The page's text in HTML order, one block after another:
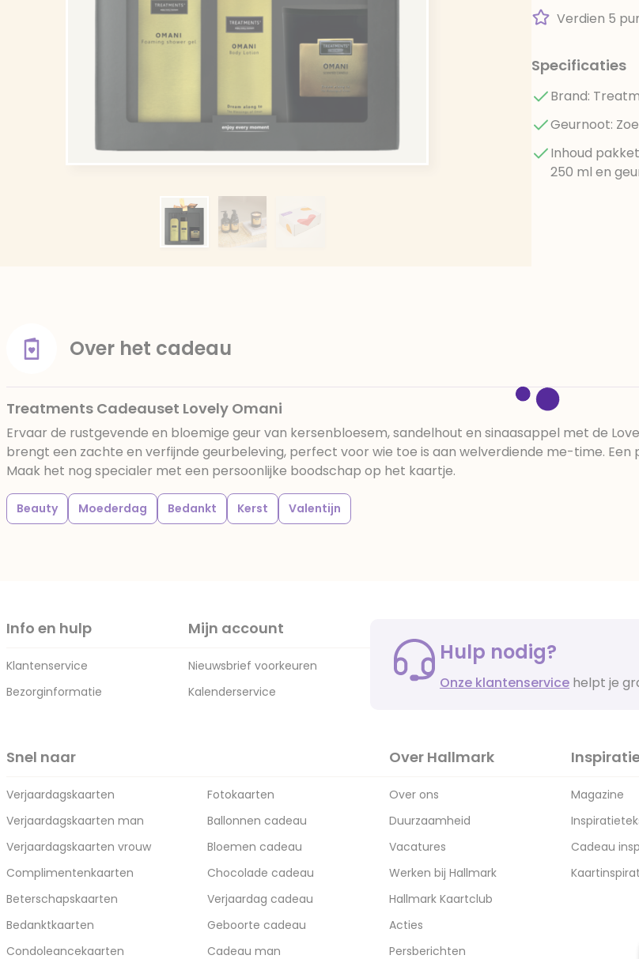
Verdien 5
Specificaties
Brand:
Geurnoot:
Inhoud
250 ml en
Over het cadeau
Treatments Cadeauset Lovely Omani
Ervaar de rustgevende en bloemige geur van kersenbloesem, sandelhout en sinaasappel met de
brengt een zachte en verfijnde geurbeleving, perfect voor wie toe is aan welverdiende me-time.
Maak het nog specialer met een persoonlijke boodschap op het kaartje.
Beauty Moederdag Bedankt Kerst Valentijn
Info en hulp
Klantenservice
Bezorginformatie
Mijn account
Nieuwsbrief voorkeuren
Kalenderservice
Hulp nodig?
Onze klantenservice helpt je
Snel naar
Verjaardagskaarten
Verjaardagskaarten man
Verjaardagskaarten vrouw
Complimentenkaarten
Beterschapskaarten
Bedanktkaarten
Condoleancekaarten
Fotokaarten
Ballonnen cadeau
Bloemen cadeau
Chocolade cadeau
Verjaardag cadeau
Geboorte cadeau
Cadeau man
Over Hallmark
Over ons
Duurzaamheid
Vacatures
Werken bij Hallmark
Hallmark Kaartclub
Acties
Persberichten
Magazine
Cadeau